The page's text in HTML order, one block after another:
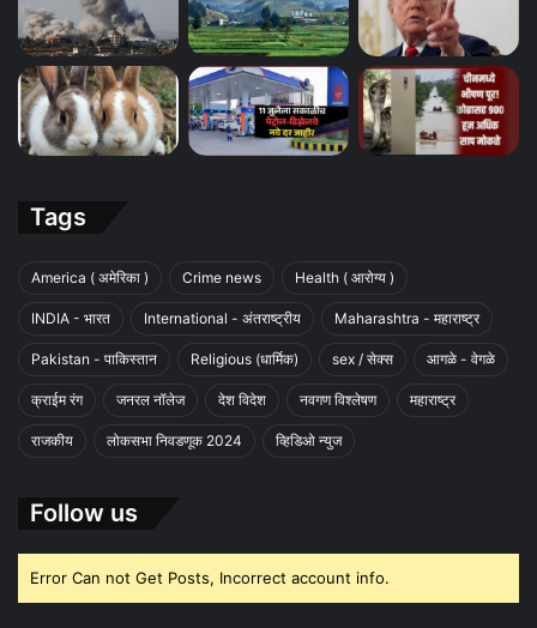
Tags
America ( अमेरिका ) Crime news Health ( आरोग्य )
INDIA - भारत International - अंतराष्ट्रीय Maharashtra - महाराष्ट्र
Pakistan - पाकिस्तान Religious (धार्मिक) sex / सेक्स आगळे - वेगळे
क्राईम रंग जनरल नॉलेज देश विदेश नवगण विश्लेषण महाराष्ट्र
राजकीय लोकसभा निवडणूक 2024 व्हिडिओ न्युज
Follow us
Error Can not Get Posts, Incorrect account info.